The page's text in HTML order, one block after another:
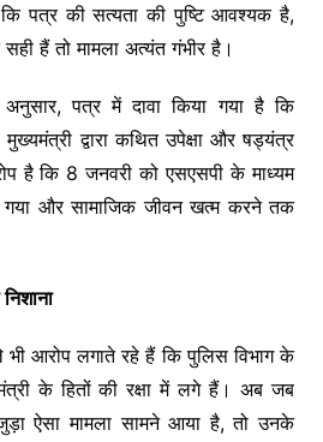
कि पत्र की सत्यता की पुष्टि आवश्यक है,
हैं तो मामला अत्यंत गंभीर है।
पत्र में दावा किया गया है कि
द्वारा कथित उपेक्षा और षड्यंत्र
है कि 8 जनवरी को एसएसपी के माध्यम
और सामाजिक जीवन खत्म करने तक
भी आरोप लगाते रहे हैं कि पुलिस विभाग के
के हितों की रक्षा में लगे हैं। अब जब
ऐसा मामला सामने आया है, तो उनके